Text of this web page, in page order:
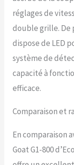
réglages de
double grille. De
dispose de LED
système de
capacité à
efficace.
Comparaison et
En comparaison
Goat G1-800